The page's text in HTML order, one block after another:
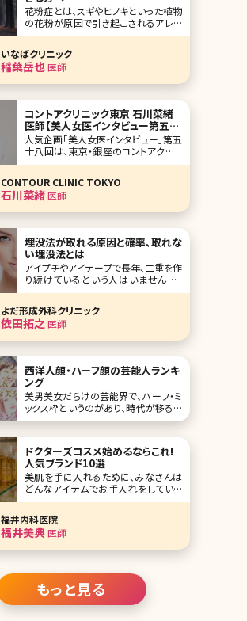
花粉症とは、スギやヒノキといった植物
の花粉が原因で引き起こされるアレル
ギー症状のことです。 目の痒みやくしゃ
で、日常生活に様々な影響を及ぼしま
す。 今回は花粉症に効くボトックスを中
心にさまざまな治療法を
いなばクリニック
稲葉岳也医師
コントアクリニック東京 石川菜緒
医師【美人女医インタビュー第五十
八回】
人気企画「美人女医インタビュー」第五
十八回は、東京・銀座のコントアクリニ
ック東京に勤務する石川菜緒（いしか
の患者さんに知られているコントアク
リニック東京。矯正・審美歯科併設の数
少ないクリニックで美容外科から美容
ーを提供し
CONTOUR CLINIC TOKYO
石川菜緒医師
埋没法が取れる原因と確率、取れな
い埋没法とは
アイプチやアイテープで長年、二重を作
り続けているという人はいませんか?
「これって永久に続けるの……?」 「結婚
が決まったらどうしよう」「アイプチを一
生買い続けるなら、埋没法で二重にし
た方が安いのでは?」そんな悩みをお持
ちの方も多いでしょう。でも、二重埋没
よだ形成外科クリニック
依田拓之 医師
西洋人顔・ハーフ顔の芸能人ランキ
ング
美男美女だらけの芸能界で、ハーフ・ミ
ックス枠というのがあり、時代が移るた
びにさまざまなタレントがその枠で活
国のミドルネームやファーストネームを
つけている人も数多くみかけます。 た
だ、今回はハーフ・ミックスの芸能人で
はなく、日本人離れした容姿をもつ“西
洋人顔・ハー
ドクターズコスメ始めるならこれ!
人気ブランド10選
美肌を手に入れるために、みなさんは
どんなアイテムでお手入れをしていま
すか? 美しい肌を目指すなら、まずは健
康な肌を目指すのが近道。そんなとき
にトライしてみたいのがドクターズコス
メです。 ドクターズコスメとは皮膚科医
などの医師や医療機関が開発または、
福井内科医院
福井美典医師
もっと見る